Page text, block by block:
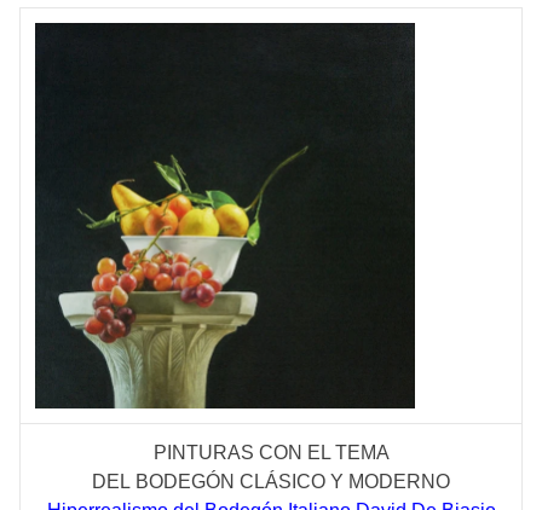
PINTURAS CON EL TEMA
DEL BODEGÓN CLÁSICO Y MODERNO